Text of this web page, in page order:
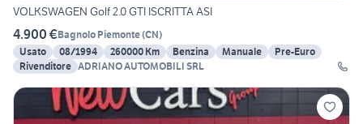
VOLKSWAGEN Golf 2.0 GTI ISCRITTA ASI
4.900 €Bagnolo Piemonte(CN)
Usato
08/1994 260000 Km Benzina Manuale
Pre-Euro
Rivenditore ADRIANO AUTOMOBILI SRL